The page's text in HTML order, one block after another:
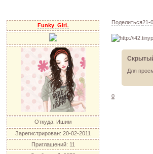
Поделиться21-
Funky_GirL
Откуда: Ишим
Зарегистрирован: 20-02-2011
Приглашений: 11
Для
0